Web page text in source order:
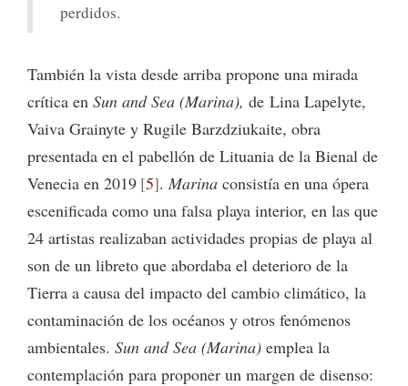
perdidos.
También la vista desde arriba propone una mirada
crítica en Sun and Sea (Marina), de Lina Lapelyte,
Vaiva Grainyte y Rugile Barzdziukaite, obra
presentada en el pabellón de Lituania de la Bienal de
Venecia en 2019 5 . Marina consistía en una ópera
escenificada como una falsa playa interior, en las que
24 artistas realizaban actividades propias de playa al
son de un libreto que abordaba el deterioro de la
Tierra a causa del impacto del cambio climático, la
contaminación de los océanos y otros fenómenos
ambientales. Sun and Sea (Marina) emplea la
contemplación para proponer un margen de disenso: